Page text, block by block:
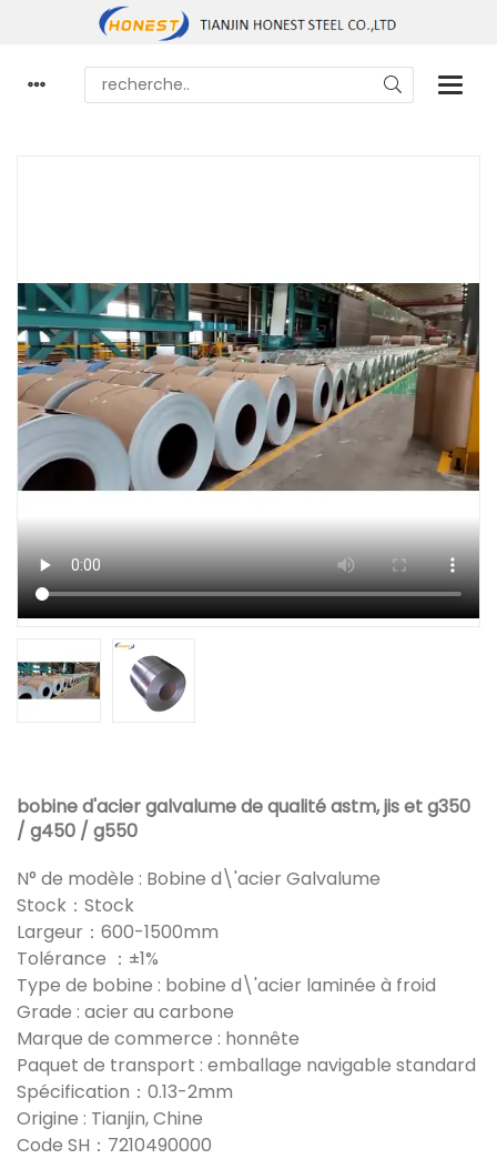
bobine d'acier galvalume de qualité astm, jis et g350
/ g450 / g550
N° de modèle : Bobine d\'acier Galvalume
Stock：Stock
Largeur：600-1500mm
Tolérance ：±1%
Type de bobine : bobine d\'acier laminée à froid
Grade : acier au carbone
Marque de commerce : honnête
Paquet de transport : emballage navigable standard
Spécification：0.13-2mm
Origine : Tianjin, Chine
Code SH：7210490000